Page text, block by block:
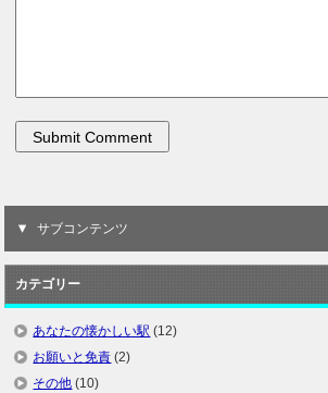
サブコンテンツ
カテゴリー
あなたの懐かしい駅 (12)
お願いと免責 (2)
その他 (10)